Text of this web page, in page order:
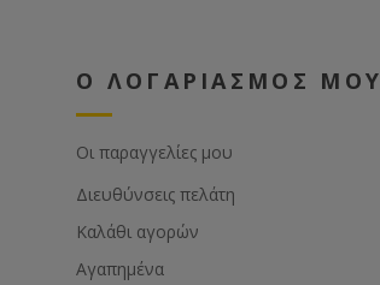
Ο ΛΟΓΑΡΙΑΣΜΟΣ ΜΟΥ
Οι παραγγελίες μου
Διευθύνσεις πελάτη
Καλάθι αγορών
Αγαπημένα